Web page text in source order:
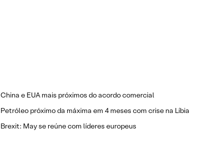
China e EUA mais próximos do acordo comercial
Petróleo próximo da máxima em 4 meses com crise na Líbia
Brexit: May se reúne com líderes europeus